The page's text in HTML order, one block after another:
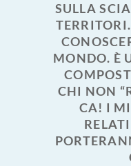
SULLA
MONDO. È
CHI NON
CA! I